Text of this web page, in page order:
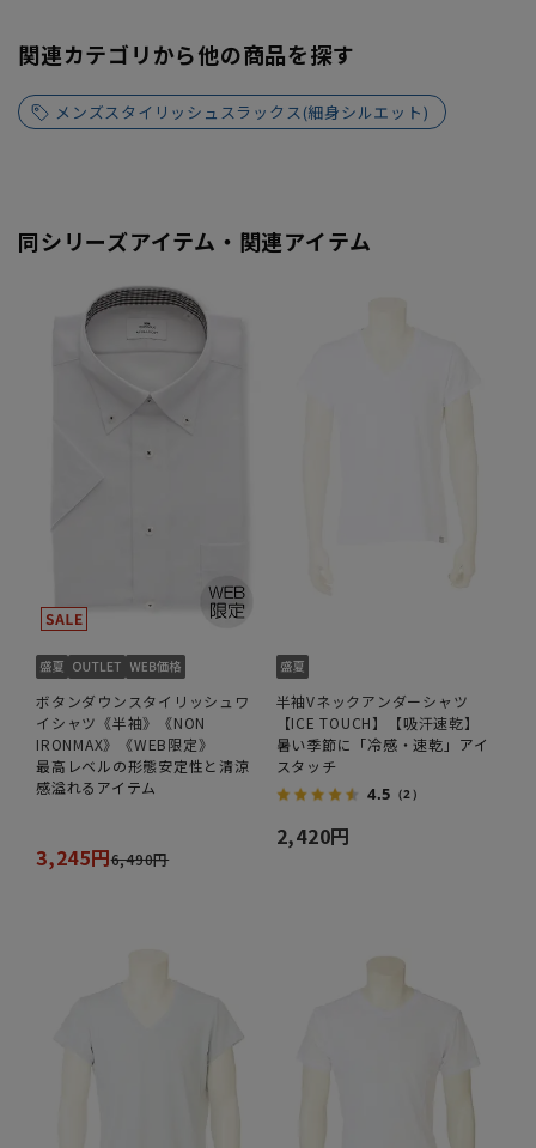
関連カテゴリから他の商品を探す
メンズスタイリッシュスラックス(細身シルエット)
同シリーズアイテム・関連アイテム
ボタンダウンスタイリッシュワ
イシャツ《半袖》《NON
IRONMAX》《WEB限定》
最高レベルの形態安定性と清涼
感溢れるアイテム
3,245円6,490円
半袖Vネックアンダーシャツ
【ICE TOUCH】【吸汗速乾】
暑い季節に「冷感・速乾」アイ
スタッチ
4.5 （2）
2,420円